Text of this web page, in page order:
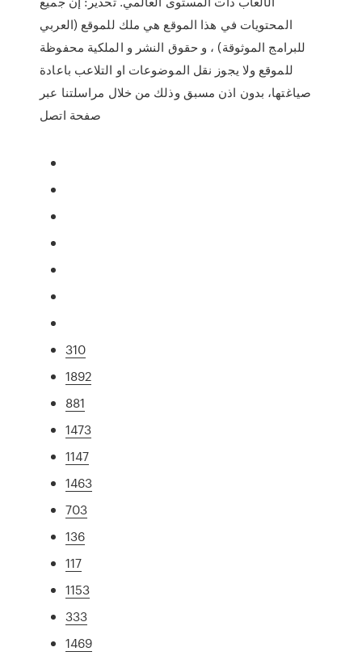
المحتويات في هذا الموقع هي ملك للموقع (العربي
للبرامج الموثوقة) ، و حقوق النشر و الملكية محفوظة
للموقع ولا يجوز نقل الموضوعات او التلاعب باعادة
صياغتها، بدون اذن مسبق وذلك من خلال مراسلتنا عبر
صفحة اتصل
310
1892
881
1473
1147
1463
703
136
117
1153
333
1469